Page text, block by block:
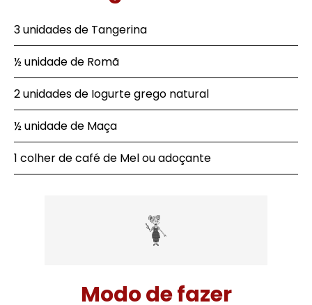
3 unidades de Tangerina
½ unidade de Romã
2 unidades de Iogurte grego natural
½ unidade de Maça
1 colher de café de Mel ou adoçante
Modo de fazer